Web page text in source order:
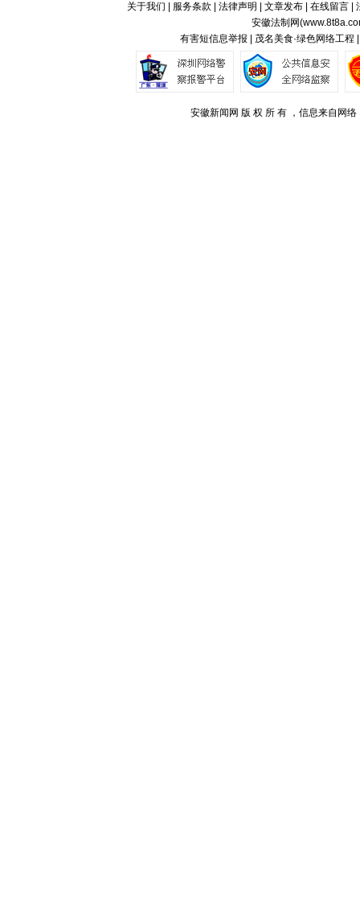
关于我们 服务条款 法律声明 文章发布| 在线留言|
安徽法制网(
有害短信息举报 | 茂名美食·绿色网络工
安徽新闻网 版 权 所 有 ，信息来自网